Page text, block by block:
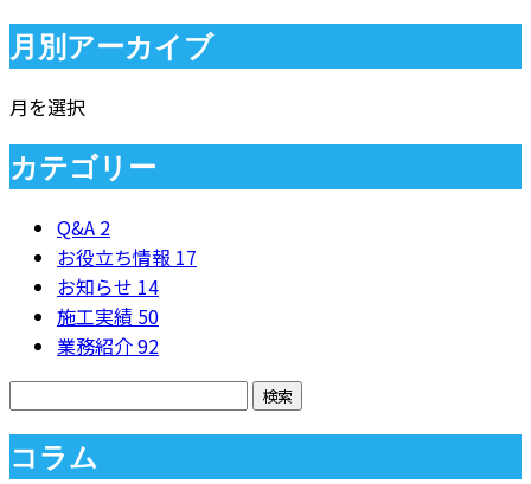
月別アーカイブ
月を選択
カテゴリー
Q&A 2
お役立ち情報 17
お知らせ 14
施工実績 50
業務紹介92
コラム